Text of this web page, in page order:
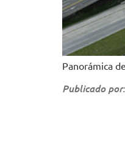
Panorámica
Publicado